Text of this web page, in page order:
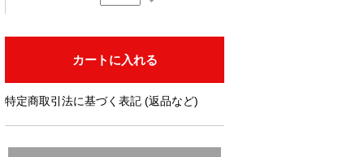
特定商取引法に基づく表記 (返品など)